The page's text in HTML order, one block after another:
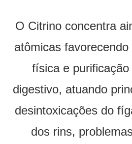
O Citrino concentra
atômicas
física e
digestivo, atuando
desintoxicações do
dos rins,